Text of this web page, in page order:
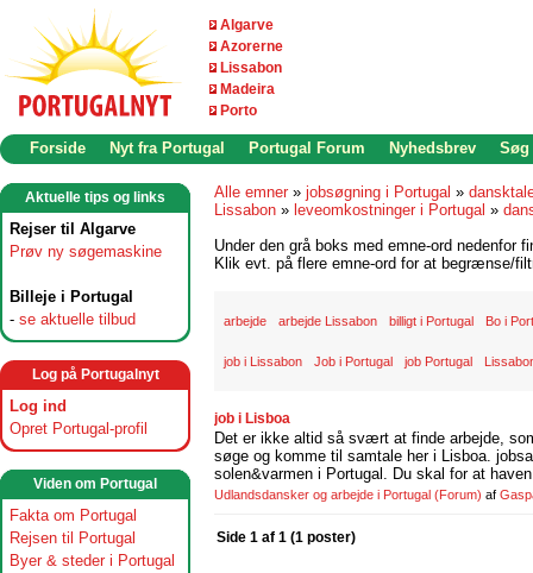
Algarve
Azorerne
Lissabon
Madeira
Porto
Forside Nyt fra Portugal Portugal Forum Nyhedsbrev Søg
Aktuelle tips og links
Rejser til Algarve
Prøv ny søgemaskine
Billeje i Portugal
- se aktuelle tilbud
Log på Portugalnyt
Log ind
Opret Portugal-profil
Viden om Portugal
Fakta om Portugal
Rejsen til Portugal
Byer & steder i Portugal
Alle emner » jobsøgning i Portugal »
Lissabon » leveomkostninger i Portugal »
Under den grå boks med emne-ord nedenfor
Klik evt. på flere emne-ord for at begrænse/
arbejde arbejde Lissabon billigt i Portugal Bo i
job i Lissabon Job i Portugal job Portugal
job i Lisboa
Det er ikke altid så svært at finde arbejde,
søge og komme til samtale her i Lisboa.
solen&varmen i Portugal. Du skal for at
Udlandsdansker og arbejde i Portugal (Forum) af
Side 1 af 1 (1 poster)